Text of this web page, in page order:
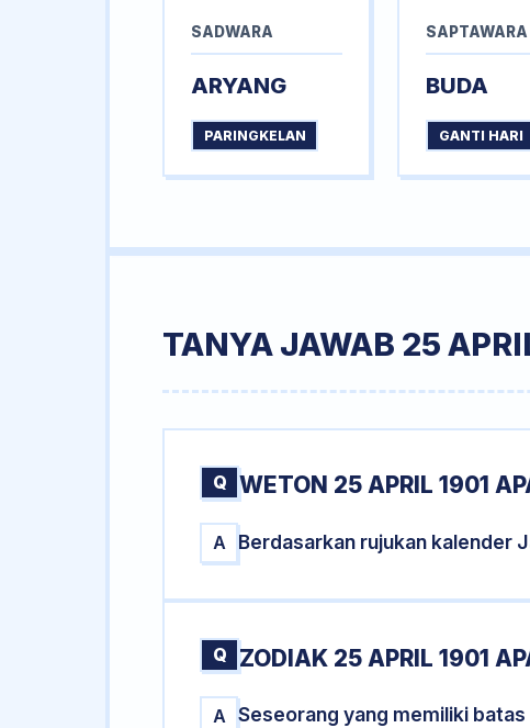
SADWARA
ARYANG
PARINGKELAN
SAPTAWARA
BUDA
GANTI HARI
TANYA JAWAB 25
Q WETON 25 APRIL 1901
A Berdasarkan rujukan kalender
Q ZODIAK 25 APRIL 1901
A Seseorang yang memiliki